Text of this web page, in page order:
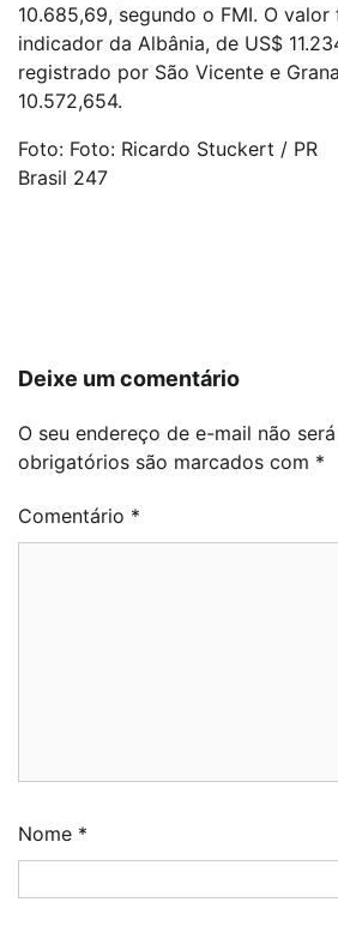
10.685,69, segundo o FMI. O
indicador da Albânia, de US$
registrado por São Vicente e
10.572,654.
Foto: Foto: Ricardo Stuckert / PR
Brasil 247
Deixe um comentário
O seu endereço de e-mail não
obrigatórios são marcados com *
Comentário *
Nome *